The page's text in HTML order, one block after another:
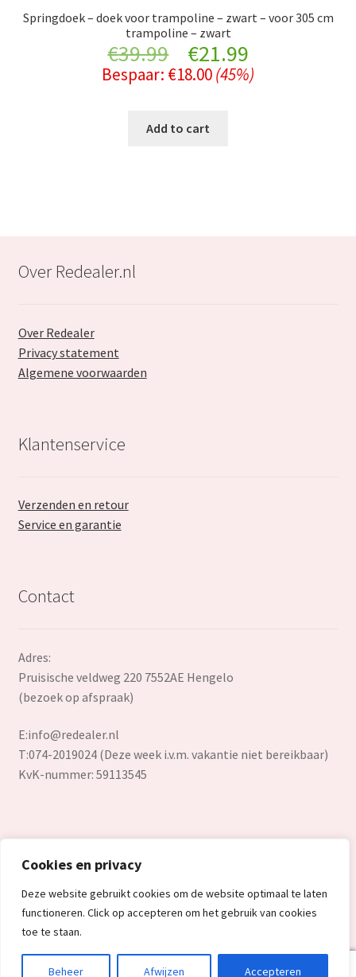
Cookies en privacy
Deze website gebruikt cookies om de website optimaal te laten
functioneren. Click op accepteren om het gebruik van cookies
toe te staan.
Beheer Afwijzen Accepteren
Springdoek – doek voor trampoline – zwart – voor 305 cm
trampoline – zwart
€39.99
Original
price
was:
€21.99Current
price
Bespaar: €18.00(45%)
Add to cart
Over Redealer.nl
Over Redealer
Privacy statement
Algemene voorwaarden
Klantenservice
Verzenden en retour
Service en garantie
Contact
Adres:
Pruisische veldweg 220 7552AE Hengelo
(bezoek op afspraak)
E:info@redealer.nl
T:074-2019024 (Deze week i.v.m. vakantie niet bereikbaar)
KvK-nummer: 59113545
© Redealer.nl | Gecontroleerde retourproducten en nieuwe
overstockproducten tegen een onverslaanbare lage prijs.
2026